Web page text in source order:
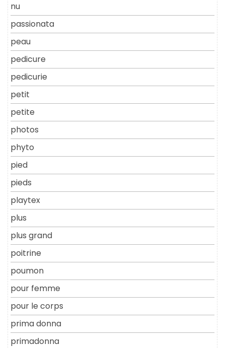
nu
passionata
peau
pedicure
pedicurie
petit
petite
photos
phyto
pied
pieds
playtex
plus
plus grand
poitrine
poumon
pour femme
pour le corps
prima donna
primadonna